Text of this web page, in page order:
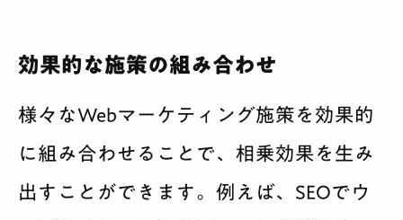
効果的な施策の組み合わせ
様々なWebマーケティング施策を効果的
に組み合わせることで、相乗効果を生み
出すことができます。例えば、SEOでウ